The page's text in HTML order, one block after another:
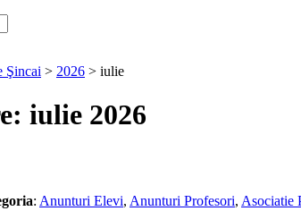
Şincai > 2026 > iulie
iulie 2026
: Anunturi Elevi, Anunturi Profesori, Asociatie